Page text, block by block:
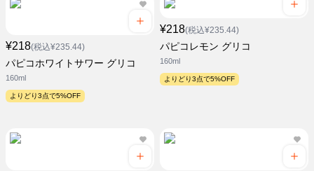
¥218(税込¥235.44)
パピコホワイトサワー グリコ
160ml
よりどり3点で5%OFF
¥218(税込¥235.44)
パピコレモン グリコ
160ml
よりどり3点で5%OFF